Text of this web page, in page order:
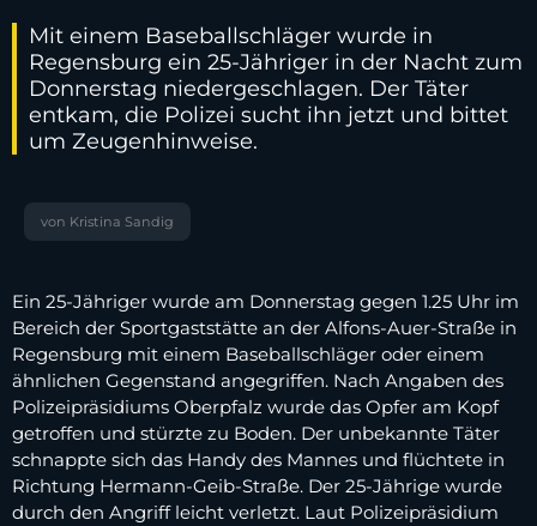
Mit einem Baseballschläger wurde in
Regensburg ein 25-Jähriger in der Nacht zum
Donnerstag niedergeschlagen. Der Täter
entkam, die Polizei sucht ihn jetzt und bittet
um Zeugenhinweise.
von Kristina Sandig
Ein 25-Jähriger wurde am Donnerstag gegen 1.25 Uhr im
Bereich der Sportgaststätte an der Alfons-Auer-Straße in
Regensburg mit einem Baseballschläger oder einem
ähnlichen Gegenstand angegriffen. Nach Angaben des
Polizeipräsidiums Oberpfalz wurde das Opfer am Kopf
getroffen und stürzte zu Boden. Der unbekannte Täter
schnappte sich das Handy des Mannes und flüchtete in
Richtung Hermann-Geib-Straße. Der 25-Jährige wurde
durch den Angriff leicht verletzt. Laut Polizeipräsidium